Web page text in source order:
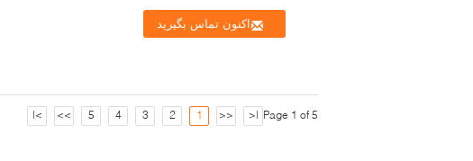
اکنون تماس بگیرید
Page 1 of 5
|<
<<
1
2
3
4
5
>>
>|